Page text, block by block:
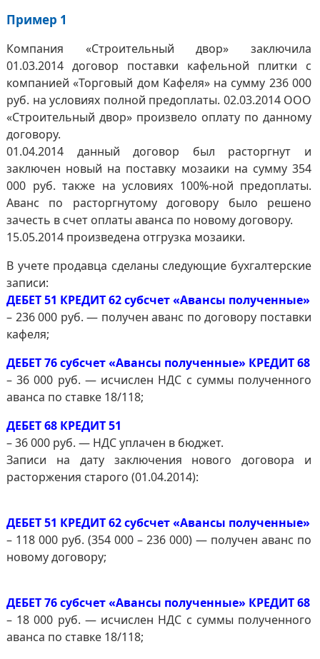
Пример 1
Компания «Строительный двор» заключила
01.03.2014 договор поставки кафельной плитки с
компанией «Торговый дом Кафеля» на сумму 236 000
руб. на условиях полной предоплаты. 02.03.2014 ООО
«Строительный двор» произвело оплату по данному
договору.
01.04.2014 данный договор был расторгнут и
заключен новый на поставку мозаики на сумму 354
000 руб. также на условиях 100%-ной предоплаты.
Аванс по расторгнутому договору было решено
зачесть в счет оплаты аванса по новому договору.
15.05.2014 произведена отгрузка мозаики.
В учете продавца сделаны следующие бухгалтерские
записи:
ДЕБЕТ 51 КРЕДИТ 62 субсчет «Авансы полученные»
– 236 000 руб. — получен аванс по договору поставки
кафеля;
ДЕБЕТ 76 субсчет «Авансы полученные» КРЕДИТ 68
– 36 000 руб. — исчислен НДС с суммы полученного
аванса по ставке 18/118;
ДЕБЕТ 68 КРЕДИТ 51
– 36 000 руб. — НДС уплачен в бюджет.
Записи на дату заключения нового договора и
расторжения старого (01.04.2014):
ДЕБЕТ 51 КРЕДИТ 62 субсчет «Авансы полученные»
– 118 000 руб. (354 000 – 236 000) — получен аванс по
новому договору;
ДЕБЕТ 76 субсчет «Авансы полученные» КРЕДИТ 68
– 18 000 руб. — исчислен НДС с суммы полученного
аванса по ставке 18/118;